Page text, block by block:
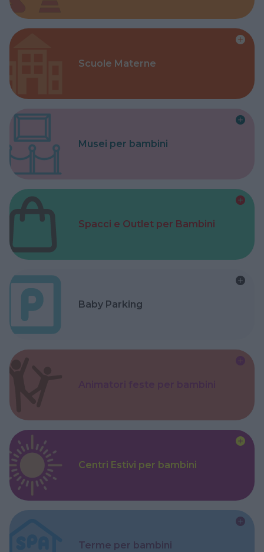
Scuole Materne
Musei per bambini
Spacci e Outlet per Bambini
Baby Parking
Centri Estivi per bambini
Terme per bambini